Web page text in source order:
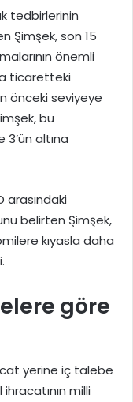
tedbirlerinin
Şimşek, son 15
önemli
ticaretteki
önceki seviyeye
bu
altına
arasındaki
belirten Şimşek,
kıyasla daha
göre
yerine iç talebe
milli